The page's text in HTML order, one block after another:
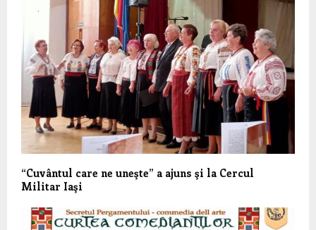
“Cuvântul care ne uneşte” a ajuns şi la Cercul
Militar Iaşi